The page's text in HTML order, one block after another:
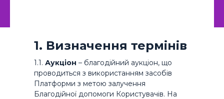
1. Визначення термінів
1.1.Аукціон – благодійний аукціон, що
проводиться з використанням засобів
Платформи з метою залучення
Благодійної допомоги Користувачів. На